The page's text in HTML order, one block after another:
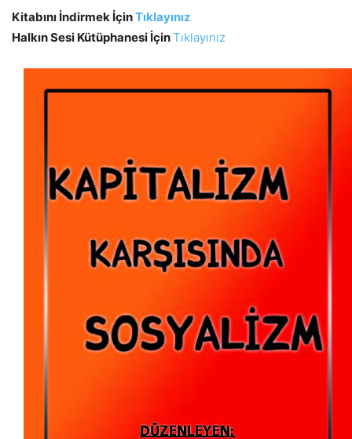
Kitabını İndirmek İçinTıklayınız
Halkın Sesi Kütüphanesi İçinTıklayınız